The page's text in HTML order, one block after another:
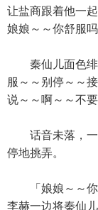
让盐商跟着他一
娘娘～～你舒服吗
秦仙儿面色绯
服～～别停～～
说～～啊～～不要
话音未落，一
停地挑弄。
「娘娘～～你
李赫一边将秦仙